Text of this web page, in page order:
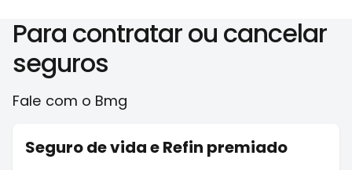
Para contratar ou cancelar
seguros
Fale com o Bmg
Seguro de vida e Refin premiado